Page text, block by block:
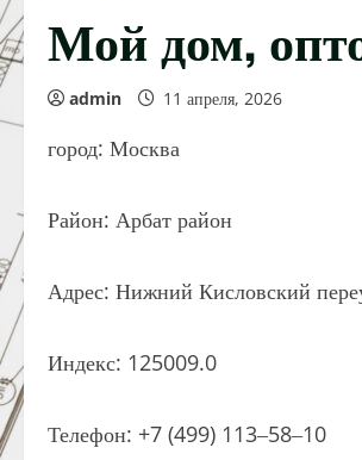
Мой дом,
admin 11 апреля, 2026
город: Москва
Район: Арбат район
Адрес: Нижний Кисловский
Индекс: 125009.0
Телефон: +7 (499) 113‒58‒10